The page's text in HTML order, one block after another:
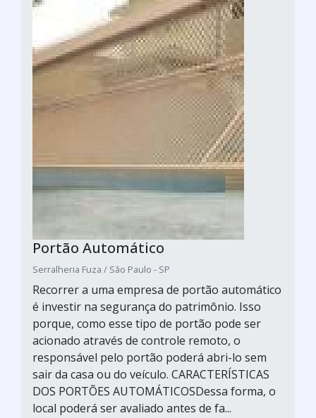
Portão Automático
Serralheria Fuza / São Paulo - SP
Recorrer a uma empresa de portão automático
é investir na segurança do patrimônio. Isso
porque, como esse tipo de portão pode ser
acionado através de controle remoto, o
responsável pelo portão poderá abri-lo sem
sair da casa ou do veículo. CARACTERÍSTICAS
DOS PORTÕES AUTOMÁTICOSDessa forma, o
local poderá ser avaliado antes de fa...